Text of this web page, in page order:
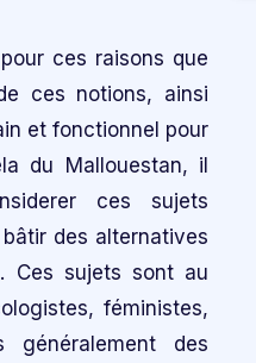
ces raisons que
ces notions, ainsi
et fonctionnel pour
du Mallouestan, il
ces sujets
des alternatives
Ces sujets sont au
féministes,
généralement des